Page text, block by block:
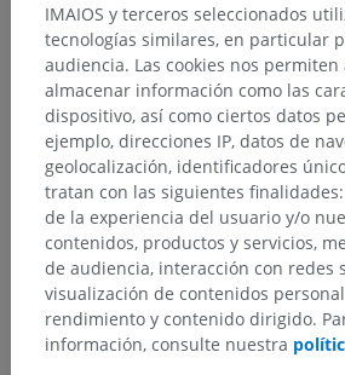
Jerarquía anatómica
IMAIOS y terceros seleccionados
tecnologías similares, en particular
audiencia. Las cookies nos permiten
almacenar información como las
dispositivo, así como ciertos datos
ejemplo, direcciones IP, datos de
geolocalización, identificadores
tratan con las siguientes
de la experiencia del usuario y/o
contenidos, productos y servicios,
de audiencia, interacción con redes
visualización de contenidos
rendimiento y contenido dirigido.
información, consulte nuestra